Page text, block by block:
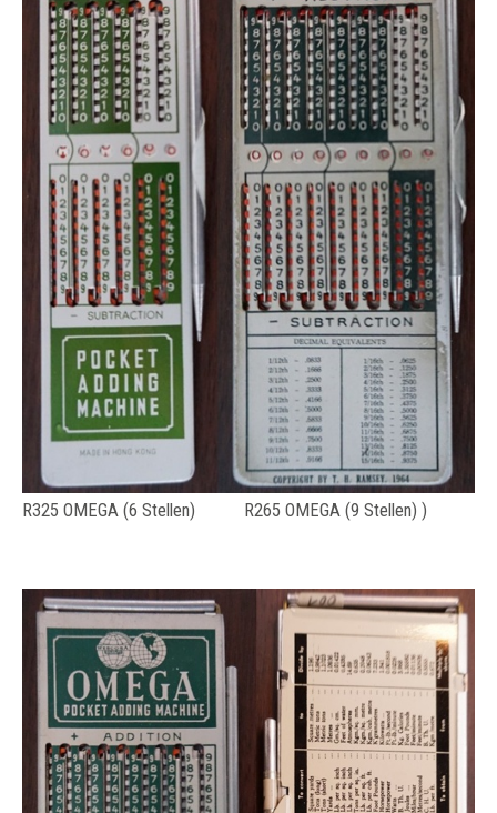
R325 OMEGA (6 Stellen) R265 OMEGA (9 Stellen) )